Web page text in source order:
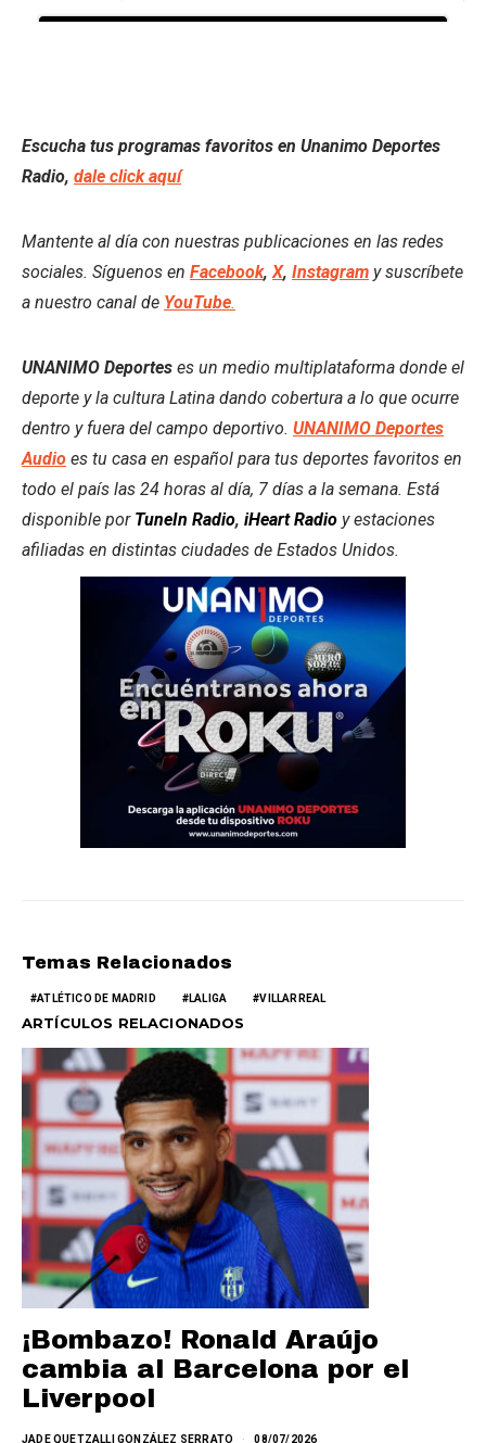
Escucha tus programas favoritos en Unanimo Deportes
Radio, dale click aquí
Mantente al día con nuestras publicaciones en las redes
sociales. Síguenos en Facebook,X, Instagram y suscríbete
a nuestro canal de YouTube.
UNANIMO Deportes es un medio multiplataforma donde el
deporte y la cultura Latina dando cobertura a lo que ocurre
dentro y fuera del campo deportivo. UNANIMO Deportes
Audio es tu casa en español para tus deportes favoritos en
todo el país las 24 horas al día, 7 días a la semana. Está
disponible por TuneIn Radio, iHeart Radio y estaciones
afiliadas en distintas ciudades de Estados Unidos.
Temas Relacionados
ATLÉTICO DE MADRID LALIGA VILLARREAL
ARTÍCULOS RELACIONADOS
¡Bombazo! Ronald Araújo
cambia al Barcelona por el
Liverpool
JADE QUETZALLI GONZÁLEZ SERRATO 08/07/2026